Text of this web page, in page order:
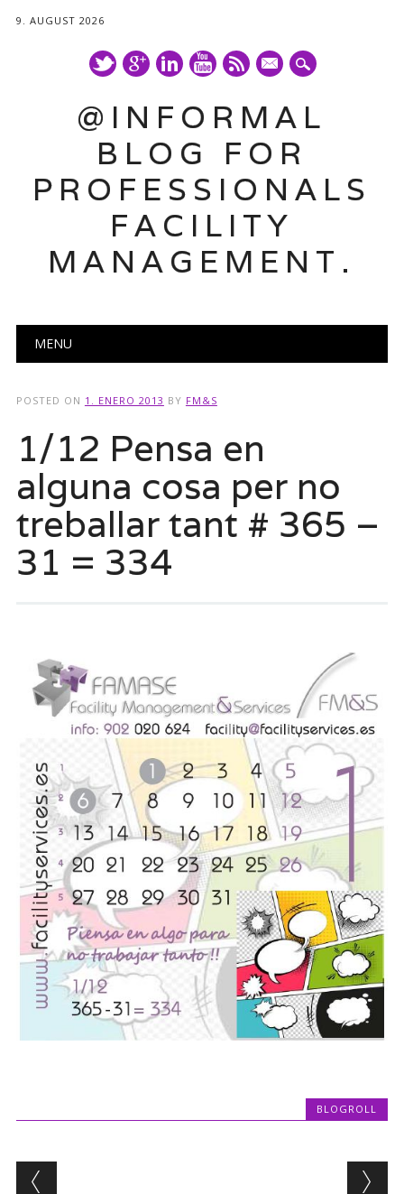
9. AUGUST 2026
mail
@INFORMAL
BLOG FOR
PROFESSIONALS
FACILITY
MANAGEMENT.
Main menu
MENU
POSTED ON 1. ENERO 2013 BY FM&S
1/12 Pensa en
alguna cosa per no
treballar tant # 365 –
31 = 334
BLOGROLL
Post navigation